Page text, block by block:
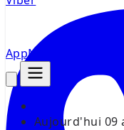
AppMsr
Aujourd'hui 09